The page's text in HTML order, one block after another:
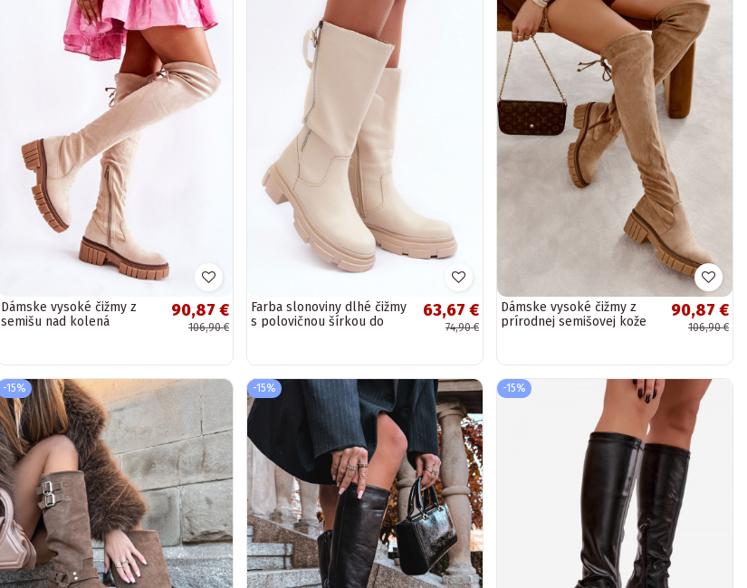
Dámske vysoké čižmy z
semišu nad kolená
90,87 €
106,90 €
Farba slonoviny dlhé čižmy
s polovičnou šírkou do
63,67 €
74,90 €
Dámske vysoké čižmy z
prírodnej semišovej kože
90,87 €
106,90 €
-15% -15% -15%